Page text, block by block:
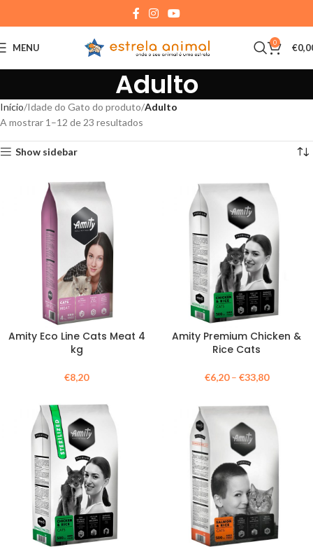
MENU 0 €
Adulto
Início Idade do Gato do produto Adulto
A mostrar 1–12 de 23 resultados
Show sidebar
Amity Eco Line Cats Meat 4
kg
€8,20
Amity Premium Chicken &
Rice Cats
€6,20– €33,80